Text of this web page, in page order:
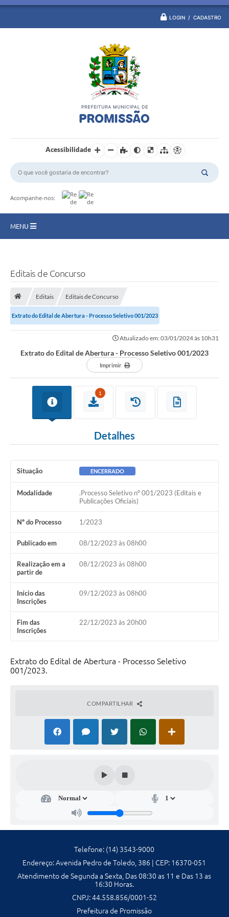
LOGIN / CADASTRO
Acessibilidade
Acompanhe-nos:
MENU
Turismo
Ouvidoria
Editais
A Nossa Cidade
Ambiente
Turismo
Tributos
Lançadoria
Diário Oficial
Agenda
Reforma Agrária
Coleta Seletiva
Galeria de Vídeos
Secretarias
Transparência
Editais de Concurso
Editais Editais de Concurso
Extrato do Edital de Abertura - Processo Seletivo 001/2023
Atualizado em: 03/01/2024 às 10h31
Extrato do Edital de Abertura - Processo Seletivo 001/2023
Imprimir
1
Detalhes
Situação ENCERRADO
Modalidade
.Processo Seletivo nº 001/2023 (Editais e
Publicações Oficiais)
Nº do Processo 1/2023
Publicado em 08/12/2023 às 08h00
Realização em a
partir de
08/12/2023 às 08h00
Início das
Inscrições
09/12/2023 às 08h00
Fim das
Inscrições
22/12/2023 às 20h00
Extrato do Edital de Abertura - Processo Seletivo
001/2023.
COMPARTILHAR
Telefone: (14) 3543-9000
Endereço: Avenida Pedro de Toledo, 386 | CEP: 16370-051
Atendimento de Segunda a Sexta, Das 08:30 as 11 e Das 13 as
16:30 Horas.
CNPJ: 44.558.856/0001-52
Prefeitura de Promissão